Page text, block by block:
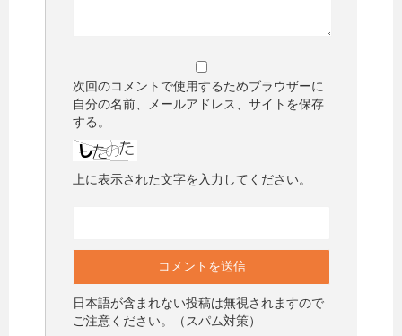
次回のコメントで使用するためブラウザーに
自分の名前、メールアドレス、サイトを保存
する。
上に表示された文字を入力してください。
日本語が含まれない投稿は無視されますので
ご注意ください。（スパム対策）